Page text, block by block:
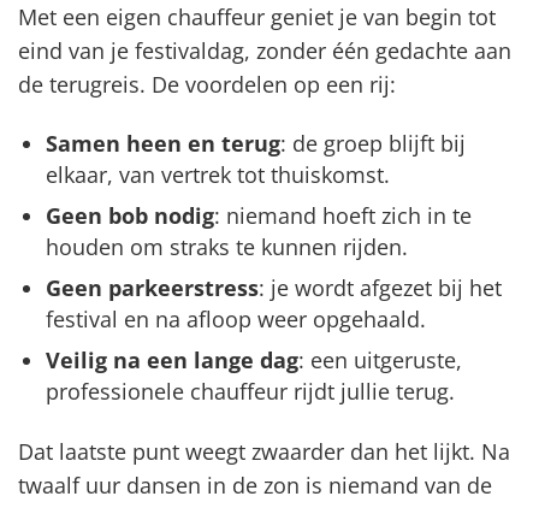
Met een eigen chauffeur geniet je van begin tot
eind van je festivaldag, zonder één gedachte aan
de terugreis. De voordelen op een rij:
Samen heen en terug: de groep blijft bij
elkaar, van vertrek tot thuiskomst.
Geen bob nodig: niemand hoeft zich in te
houden om straks te kunnen rijden.
Geen parkeerstress: je wordt afgezet bij het
festival en na afloop weer opgehaald.
Veilig na een lange dag: een uitgeruste,
professionele chauffeur rijdt jullie terug.
Dat laatste punt weegt zwaarder dan het lijkt. Na
twaalf uur dansen in de zon is niemand van de